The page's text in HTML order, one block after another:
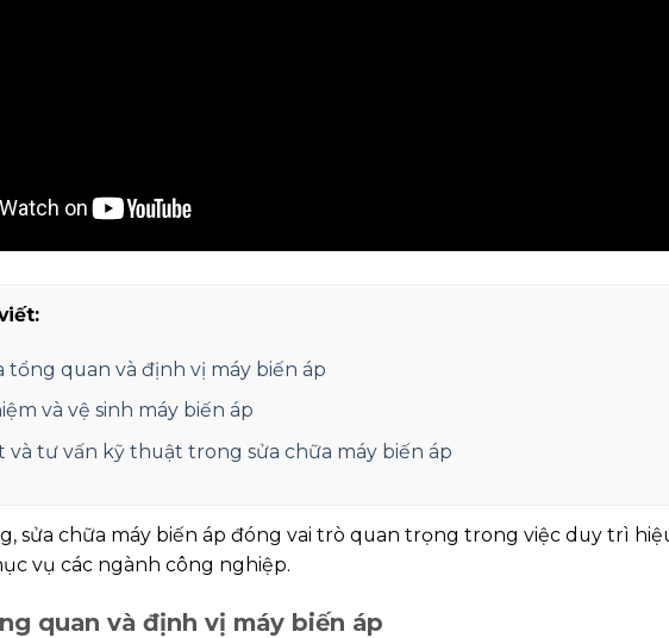
tổng quan và định vị máy biến áp
và vệ sinh máy biến áp
và tư vấn kỹ thuật trong sửa chữa máy biến áp
sửa chữa máy biến áp đóng vai trò quan trọng trong việc duy trì
vụ các ngành công nghiệp.
quan và định vị máy biến áp